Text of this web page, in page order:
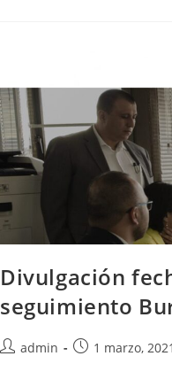
Divulgación
seguimiento
admin 1 marzo, 2021